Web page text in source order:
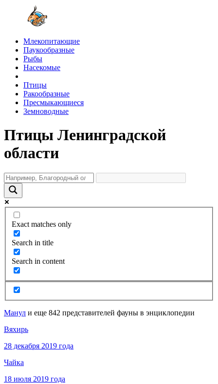
Млекопитающие
Паукообразные
Рыбы
Насекомые
Птицы
Ракообразные
Пресмыкающиеся
Земноводные
Птицы Ленинградской
области
Exact matches only
Search in title
Search in content
Манул и еще 842 представителей фауны в энциклопедии
Вяхирь
28 декабря 2019 года
Чайка
18 июля 2019 года